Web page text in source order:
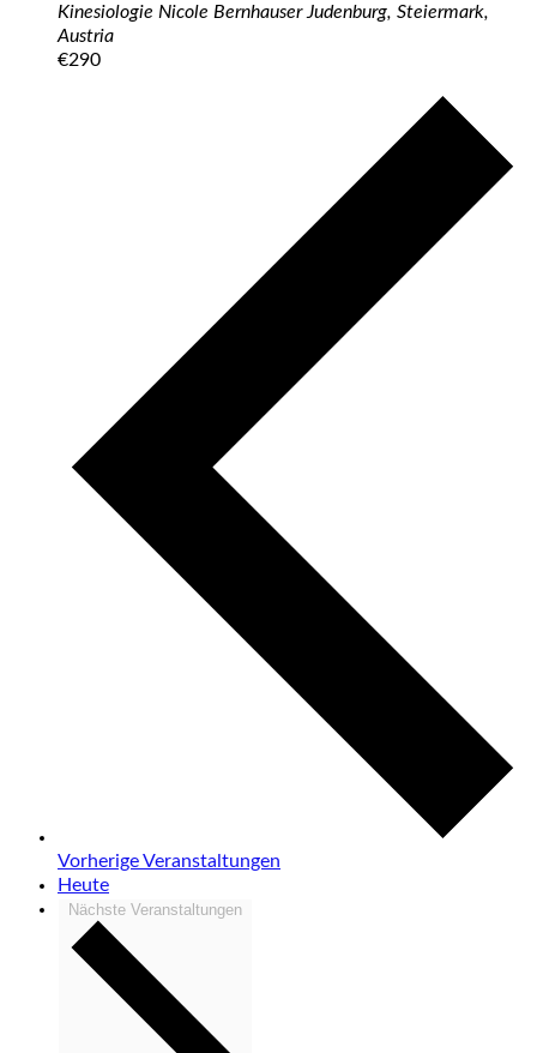
Kinesiologie Nicole Bernhauser Judenburg, Steiermark,
Austria
€290
VorherigeVeranstaltungen
Heute
Nächste Veranstaltungen